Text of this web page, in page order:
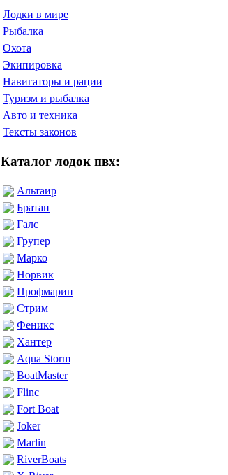
Лодки в мире
Рыбалка
Охота
Экипировка
Навигаторы и рации
Туризм и рыбалка
Авто и техника
Тексты законов
Каталог лодок пвх:
Альтаир
Братан
Галс
Групер
Марко
Норвик
Профмарин
Стрим
Феникс
Хантер
Aqua Storm
BoatMaster
Flinc
Fort Boat
Joker
Marlin
RiverBoats